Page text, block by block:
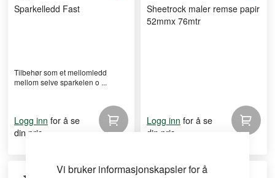
Vi bruker informasjonskapsler for å
Sparkelledd Fast
Tilbehør som et mellomledd
mellom selve sparkelen o ...
Logg inn for å se
din pris
Sheetrock maler remse papir
52mmx 76mtr
Logg inn for å se
din pris